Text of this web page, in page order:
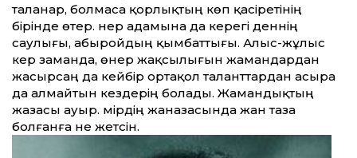
таланар, болмаса қорлықтың көп қасіретінің
бірінде өтер. Өнер адамына да керегі деннің
саулығы, абыройдың қымбат­тығы. Алыс-жұлыс
кер заманда, өнер жақсылығын жамандардан
жасырсаң да кейбір ортақол талант­тардан асыра
да алмайтын кез­дерің болады. Жамандықтың
жазасы ауыр. Өмірдің жаназасында жан таза
болғанға не жетсін.